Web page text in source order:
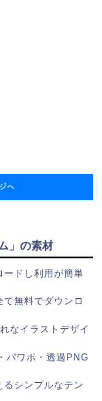
」の素材
ードし利用が簡単
無料でダウンロ
なイラストデザイ
パワポ・透過PNG
るシンプルなテン